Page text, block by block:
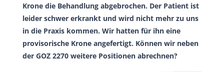
Krone die Behandlung abgebrochen. Der Patient ist
leider schwer erkrankt und wird nicht mehr zu uns
in die Praxis kommen. Wir hatten für ihn eine
provisorische Krone angefertigt. Können wir neben
der GOZ 2270 weitere Positionen abrechnen?